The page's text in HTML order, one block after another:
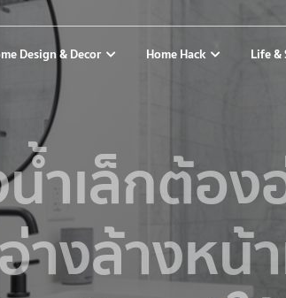
Design & Decor Home Hack Life
ำเล็กต้อง
างล้างหน้